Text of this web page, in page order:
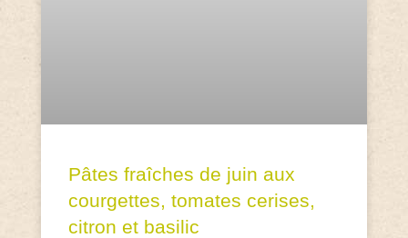
Pâtes fraîches de juin aux
courgettes, tomates cerises,
citron et basilic